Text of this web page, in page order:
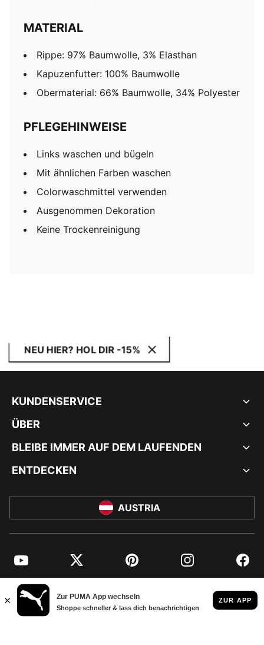
MATERIAL
Rippe: 97% Baumwolle, 3% Elasthan
Kapuzenfutter: 100% Baumwolle
Obermaterial: 66% Baumwolle, 34% Polyester
PFLEGEHINWEISE
Links waschen und bügeln
Mit ähnlichen Farben waschen
Colorwaschmittel verwenden
Ausgenommen Dekoration
Keine Trockenreinigung
NEU HIER? HOL DIR -15%
KUNDENSERVICE
ÜBER
BLEIBE IMMER AUF DEM LAUFENDEN
ENTDECKEN
AUSTRIA
YouTube Twitter Pinterest Instagram
© PUMA EUROPE GMBH, 2026. ALLE RECHTE VORBEHALTEN
IMPRESSUM UND RECHTLICHE HINWEISE